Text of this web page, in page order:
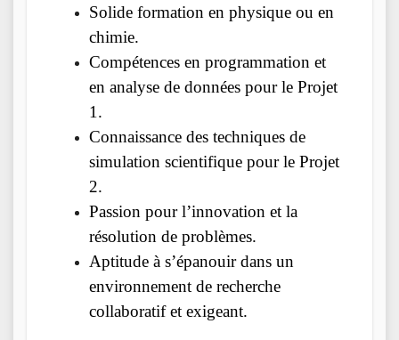
Solide formation en physique ou en
chimie.
Compétences en programmation et
en analyse de données pour le Projet
1.
Connaissance des techniques de
simulation scientifique pour le Projet
2.
Passion pour l’innovation et la
résolution de problèmes.
Aptitude à s’épanouir dans un
environnement de recherche
collaboratif et exigeant.